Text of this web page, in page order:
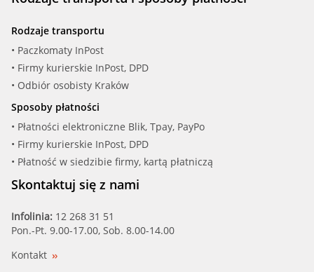
Rodzaje transportu
• Paczkomaty InPost
• Firmy kurierskie InPost, DPD
• Odbiór osobisty Kraków
Sposoby płatności
• Płatności elektroniczne Blik, Tpay, PayPo
• Firmy kurierskie InPost, DPD
• Płatność w siedzibie firmy, kartą płatniczą
Skontaktuj się z nami
Infolinia: 12 268 31 51
Pon.-Pt. 9.00-17.00, Sob. 8.00-14.00
Kontakt